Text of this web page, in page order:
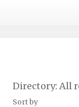
Directory: All
Sort by